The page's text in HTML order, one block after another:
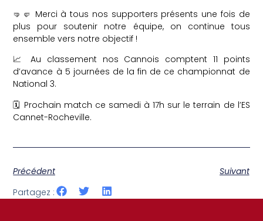
🤜🤛 Merci à tous nos supporters présents une fois de
plus pour soutenir notre équipe, on continue tous
ensemble vers notre objectif !
📈 Au classement nos Cannois comptent 11 points
d’avance à 5 journées de la fin de ce championnat de
National 3.
🗓 Prochain match ce samedi à 17h sur le terrain de l’ES
Cannet-Rocheville.
Précédent
Suivant
Partagez :